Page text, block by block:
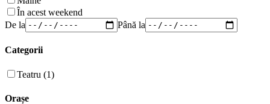
În acest weekend
De la
Până la
Categorii
Teatru (1)
Orașe